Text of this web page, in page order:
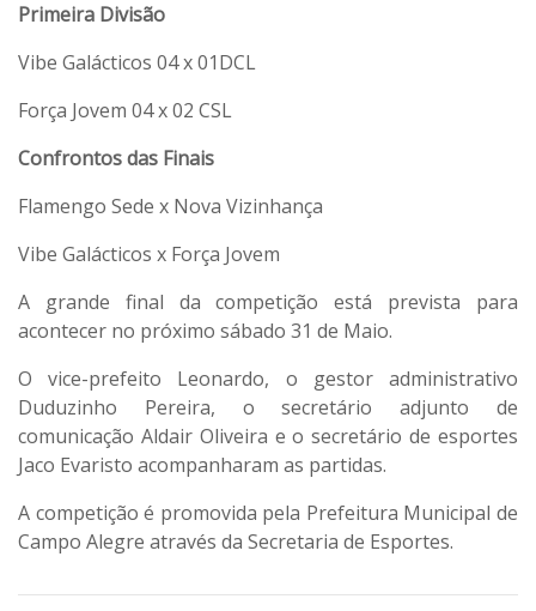
Primeira Divisão
Vibe Galácticos 04 x 01DCL
Força Jovem 04 x 02 CSL
Confrontos das Finais
Flamengo Sede x Nova Vizinhança
Vibe Galácticos x Força Jovem
A grande final da competição está prevista para
acontecer no próximo sábado 31 de Maio.
O vice-prefeito Leonardo, o gestor administrativo
Duduzinho Pereira, o secretário adjunto de
comunicação Aldair Oliveira e o secretário de esportes
Jaco Evaristo acompanharam as partidas.
A competição é promovida pela Prefeitura Municipal de
Campo Alegre através da Secretaria de Esportes.